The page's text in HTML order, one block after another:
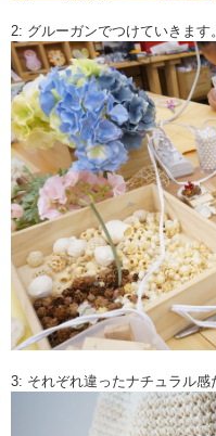
2: グルーガンでつけていきます。
3: それぞれ違ったナチュラル感